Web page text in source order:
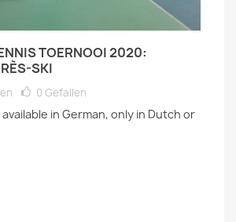
TOERNOOI 2020:
SKI
0 Gefallen
in German, only in Dutch or